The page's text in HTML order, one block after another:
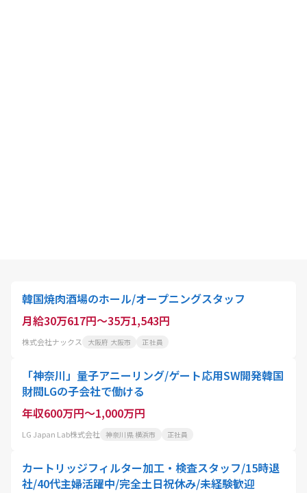
韓国焼肉酒場のホール/オープニングスタッフ
月給30万617円～35万1,543円
株式会社ナックス 大阪府 大阪市 正社員
「神奈川」量子アニーリング/ゲート応用SW開発韓国
財閥LGの子会社で働ける
年収600万円～1,000万円
LG Japan Lab株式会社 神奈川県 横浜市 正社員
カートリッジフィルター加工・検査スタッフ/15時退
社/40代主婦活躍中/完全土日祝休み/未経験歓迎